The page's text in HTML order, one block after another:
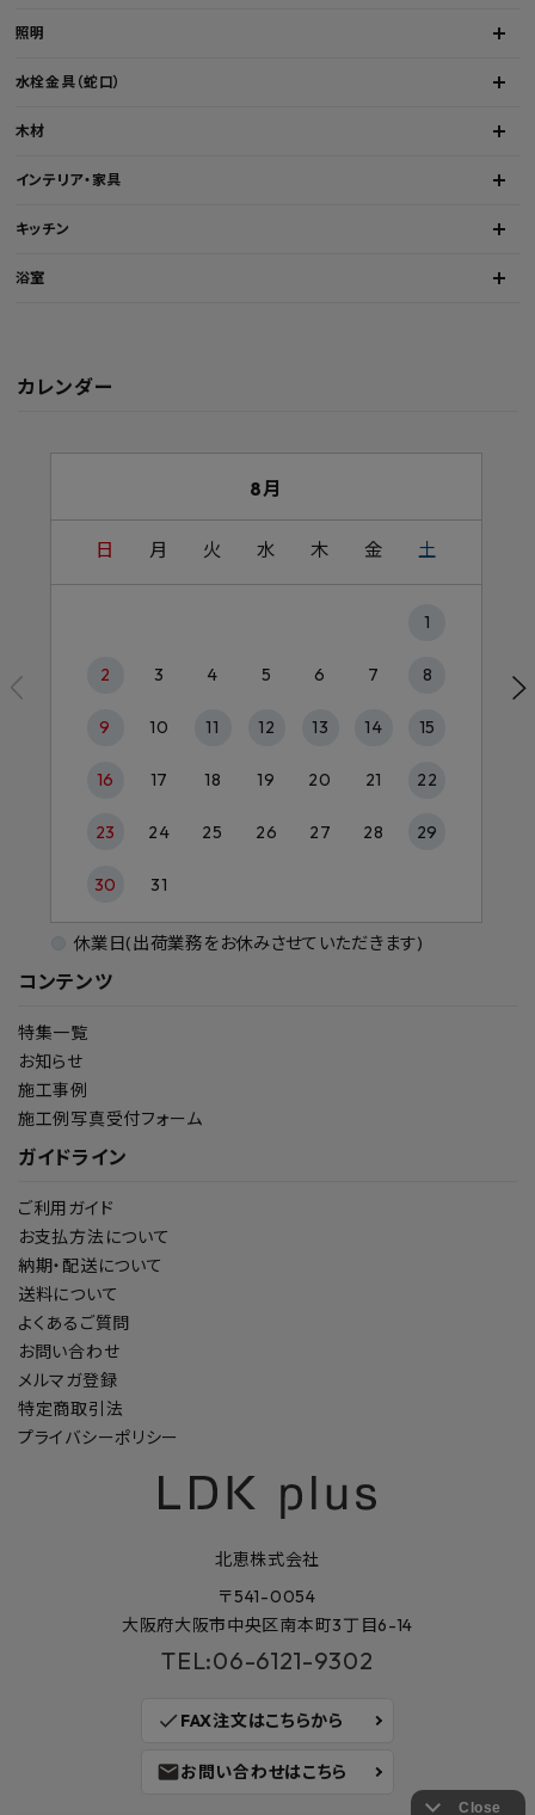
照明
水栓金具（蛇口）
木材
インテリア・家具
キッチン
浴室
コンテンツ
特集一覧
お知らせ
施工事例
施工例写真受付フォーム
ガイドライン
ご利用ガイド
お支払方法について
納期・配送について
送料について
よくあるご質問
お問い合わせ
メルマガ登録
特定商取引法
プライバシーポリシー
カレンダー
8月
日 月 火 水 木 金 土
1
2 3 4 5 6 7 8
9 10 11 12 13 14 15
16 17 18 19 20 21 22
23 24 25 26 27 28 29
30 31
休業日(出荷業務をお休みさせていただきます)
北恵株式会社
〒541-0054
大阪府大阪市中央区南本町3丁目6-14
TEL:06-6121-9302
check FAX注文はこちらから
mailお問い合わせはこちら